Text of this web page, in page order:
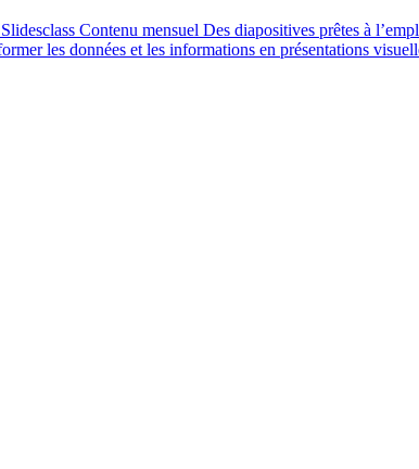
Slidesclass Contenu mensuel Des diapositives prêtes à
les données et les informations en présentations